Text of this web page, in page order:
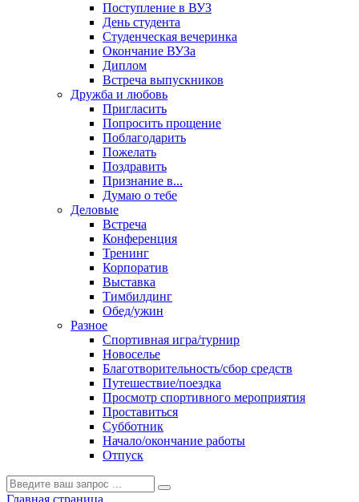
Поступление в ВУЗ
День студента
Студенческая вечеринка
Окончание ВУЗа
Диплом
Встреча выпускников
Дружба и любовь
Пригласить
Попросить прощение
Поблагодарить
Пожелать
Поздравить
Признание в...
Думаю о тебе
Деловые
Встреча
Конференция
Тренинг
Корпоратив
Выставка
Тимбилдинг
Обед/ужин
Разное
Спортивная игра/турнир
Новоселье
Благотворительность/сбор средств
Путешествие/поездка
Просмотр спортивного мероприятия
Проставиться
Субботник
Начало/окончание работы
Отпуск
Главная страница